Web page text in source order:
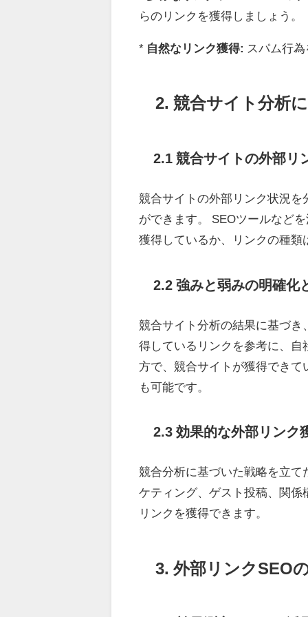
らのリンクを獲得しましょう。
* 自然なリンク獲得: スパム行
2. 競合サイト分析
2.1 競合サイトの外部リ
競合サイトの外部リンク状況
ができます。 SEOツールなど
獲得しているか、リンクの種
2.2 強みと弱みの明確化
競合サイト分析の結果に基づ
得しているリンクを参考に、
方で、競合サイトが獲得でき
も可能です。
2.3 効果的な外部リンク
競合分析に基づいた戦略を立
ケティング、ゲスト投稿、関
リンクを獲得できます。
3. 外部リンクSEO